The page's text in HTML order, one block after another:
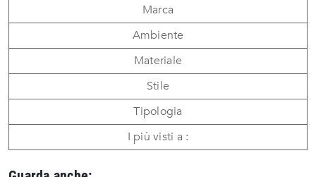
Marca
Ambiente
Materiale
Stile
Tipologia
I più visti a :